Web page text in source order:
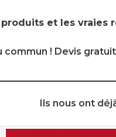
et les vraies
! Devis
Ils nous ont